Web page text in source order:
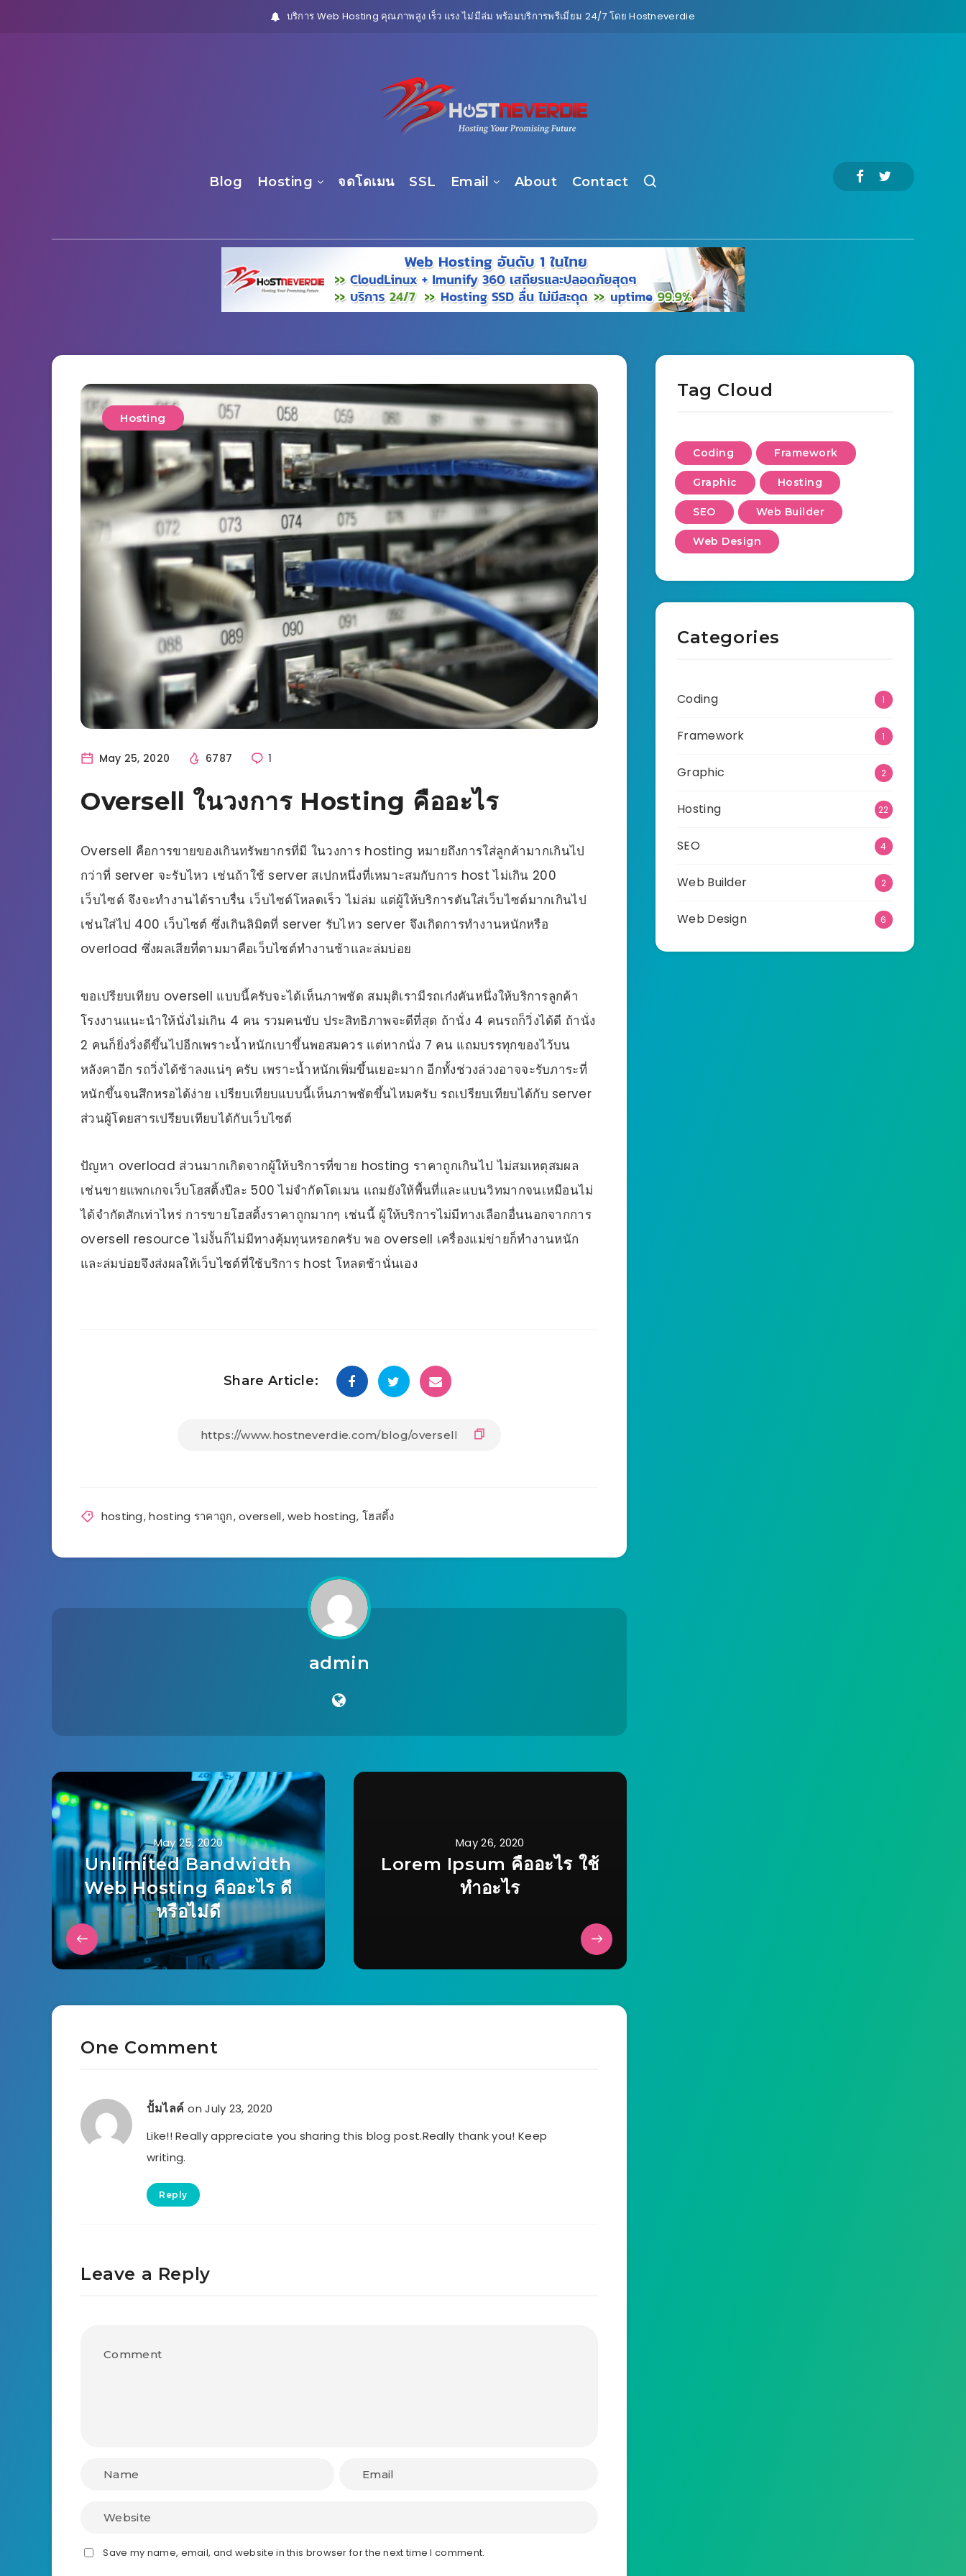
บริการ Web Hosting คุณภาพสูง เร็ว แรง ไม่มีล่ม พร้อมบริการพรีเมี่ยม 24/7 โดย Hostneverdie
Blog Hosting จดโดเมน SSL Email About Contact
Hosting
May 25, 2020 6787 1
Oversell ในวงการ Hosting คืออะไร
Oversell คือการขายของเกินทรัพยากรที่มี ในวงการ hosting หมายถึงการใส่ลูกค้ามากเกินไป
กว่าที่ server จะรับไหว เช่นถ้าใช้ server สเปกหนึ่งที่เหมาะสมกับการ host ไม่เกิน 200
เว็บไซต์ จึงจะทำงานได้ราบรื่น เว็บไซต์โหลดเร็ว ไม่ล่ม แต่ผู้ให้บริการดันใส่เว็บไซต์มากเกินไป
เช่นใส่ไป 400 เว็บไซต์ ซึ่งเกินลิมิตที่ server รับไหว server จึงเกิดการทำงานหนักหรือ
overload ซึ่งผลเสียที่ตามมาคือเว็บไซต์ทำงานช้าและล่มบ่อย
ขอเปรียบเทียบ oversell แบบนี้ครับจะได้เห็นภาพชัด สมมุติเรามีรถเก๋งคันหนึ่งให้บริการลูกค้า
โรงงานแนะนำให้นั่งไม่เกิน 4 คน รวมคนขับ ประสิทธิภาพจะดีที่สุด ถ้านั่ง 4 คนรถก็วิ่งได้ดี ถ้านั่ง
2 คนก็ยิ่งวิ่งดีขึ้นไปอีกเพราะน้ำหนักเบาขึ้นพอสมควร แต่หากนั่ง 7 คน แถมบรรทุกของไว้บน
หลังคาอีก รถวิ่งได้ช้าลงแน่ๆ ครับ เพราะน้ำหนักเพิ่มขึ้นเยอะมาก อีกทั้งช่วงล่วงอาจจะรับภาระที่
หนักขึ้นจนสึกหรอได้ง่าย เปรียบเทียบแบบนี้เห็นภาพชัดขึ้นไหมครับ รถเปรียบเทียบได้กับ server
ส่วนผู้โดยสารเปรียบเทียบได้กับเว็บไซต์
ปัญหา overload ส่วนมากเกิดจากผู้ให้บริการที่ขาย hosting ราคาถูกเกินไป ไม่สมเหตุสมผล
เช่นขายแพกเกจเว็บโฮสติ้งปีละ 500 ไม่จำกัดโดเมน แถมยังให้พื้นที่และแบนวิทมากจนเหมือนไม่
ได้จำกัดสักเท่าไหร่ การขายโฮสติ้งราคาถูกมากๆ เช่นนี้ ผู้ให้บริการไม่มีทางเลือกอื่นนอกจากการ
oversell resource ไม่งั้นก็ไม่มีทางคุ้มทุนหรอกครับ พอ oversell เครื่องแม่ข่ายก็ทำงานหนัก
และล่มบ่อยจึงส่งผลให้เว็บไซต์ที่ใช้บริการ host โหลดช้านั่นเอง
Share Article:
hosting,hosting ราคาถูก,oversell,web hosting,โฮสติ้ง
admin
May 25, 2020
Unlimited Bandwidth
Web Hosting คืออะไร ดี
หรือไม่ดี
May 26, 2020
Lorem Ipsum คืออะไร ใช้
ทำอะไร
One Comment
ปั้มไลค์ on July 23, 2020
Like!! Really appreciate you sharing this blog post.Really thank you! Keep
writing.
Reply
Leave a Reply
Save my name, email, and website in this browser for the next time I comment.
Tag Cloud
Coding Framework
Graphic Hosting
SEO Web Builder
Web Design
Categories
Coding 1
Framework 1
Graphic 2
Hosting 22
SEO 4
Web Builder 2
Web Design 6